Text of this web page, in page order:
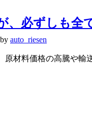
、必ずしも全
auto_riesen
原材料価格の高騰や輸